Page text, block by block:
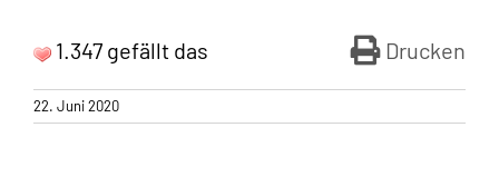
Drucken
1.347 gefällt das
22. Juni 2020